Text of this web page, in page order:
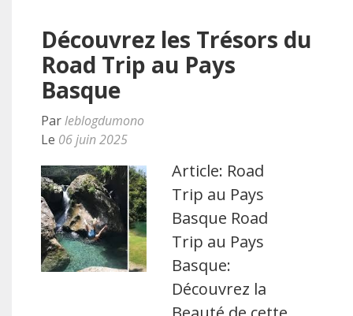
Découvrez les Trésors du
Road Trip au Pays
Basque
Parleblogdumono
Le 06 juin 2025
Article: Road
Trip au Pays
Basque Road
Trip au Pays
Basque:
Découvrez la